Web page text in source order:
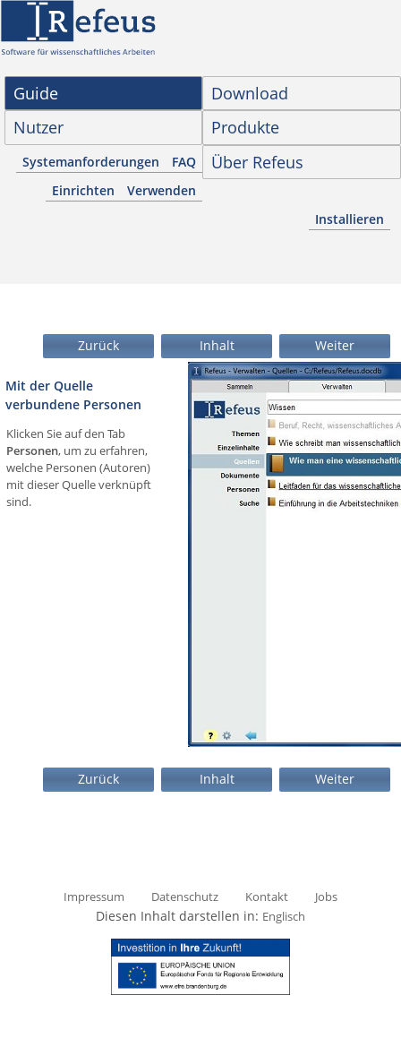
Download
Guide
Produkte
Nutzer
Über Refeus
FAQ
Systemanforderungen
Verwenden
Einrichten
Installieren
Weiter
Inhalt
Zurück
Mit der Quelle
verbundene Personen
Klicken Sie auf den Tab
Personen, um zu erfahren,
welche Personen (Autoren)
mit dieser Quelle verknüpft
sind.
Weiter
Inhalt
Zurück
Impressum Datenschutz Kontakt Jobs
Diesen Inhalt darstellen in: Englisch